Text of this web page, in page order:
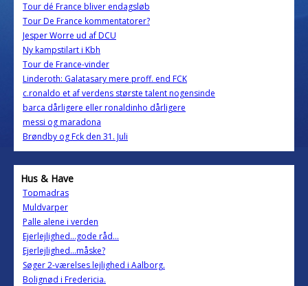
Tour dé France bliver endagsløb
Tour De France kommentatorer?
Jesper Worre ud af DCU
Ny kampstilart i Kbh
Tour de France-vinder
Linderoth: Galatasary mere proff. end FCK
c.ronaldo et af verdens største talent nogensinde
barca dårligere eller ronaldinho dårligere
messi og maradona
Brøndby og Fck den 31. Juli
Hus & Have
Topmadras
Muldvarper
Palle alene i verden
Ejerlejlighed...gode råd...
Ejerlejlighed...måske?
Søger 2-værelses lejlighed i Aalborg.
Bolignød i Fredericia.